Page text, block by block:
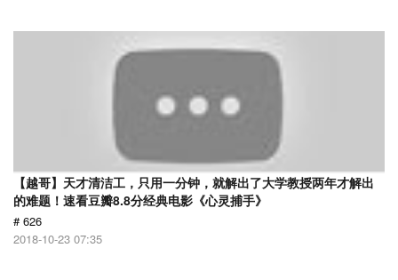
【越哥】天才清洁工，只用一分钟，就解出了大学教授两年才解出
的难题！速看豆瓣8.8分经典电影《心灵捕手》
# 626
2018-10-23 07:35